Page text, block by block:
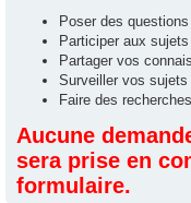
Poser des questions
Participer aux sujets
Partager vos
Surveiller vos sujets
Faire des
Aucune
sera prise en
formulaire.